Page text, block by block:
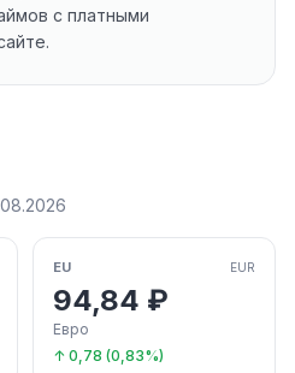
с платными
EU EUR
94,84 ₽
Евро
↑ 0,78 (0,83%)